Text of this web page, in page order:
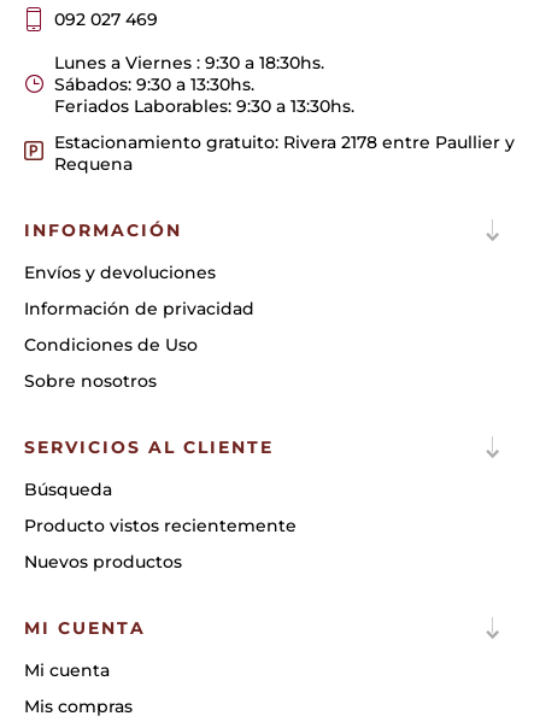
092 027 469
Lunes a Viernes : 9:30 a 18:30hs.
Sábados: 9:30 a 13:30hs.
Feriados Laborables: 9:30 a 13:30hs.
Estacionamiento gratuito: Rivera 2178 entre Paullier y
Requena
INFORMACIÓN
Envíos y devoluciones
Información de privacidad
Condiciones de Uso
Sobre nosotros
SERVICIOS AL CLIENTE
Búsqueda
Producto vistos recientemente
Nuevos productos
MI CUENTA
Mi cuenta
Mis compras